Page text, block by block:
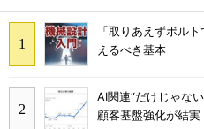
「取りあえずボル
えるべき基本
AI関連“だけじゃな
顧客基盤強化が結実